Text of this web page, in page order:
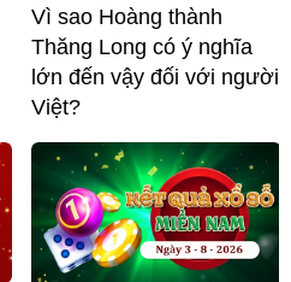
Vì sao Hoàng thành
Thăng Long có ý nghĩa
lớn đến vậy đối với người
Việt?